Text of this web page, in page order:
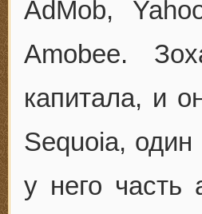
AdMob,
Amobee.
капитала, и
Sequoia, один
у него часть